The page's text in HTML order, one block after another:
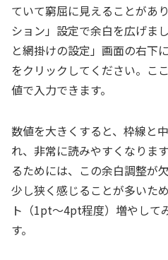
ていて窮屈に見えることがあ
ション」設定で余白を広げま
と網掛けの設定」画面の右下
をクリックしてください。こ
値で入力できます。
数値を大きくすると、枠線と
れ、非常に読みやすくなりま
るためには、この余白調整が
少し狭く感じることが多いた
ト（1pt〜4pt程度）増やして
す。